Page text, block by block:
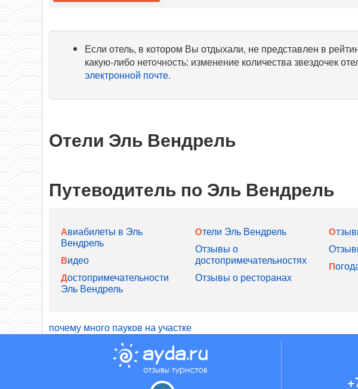
Если отель, в котором Вы отдыхали, не представлен в
какую-либо неточность: изменение количества звездочек
электронной почте.
Отели Эль Вендрель
Путеводитель по Эль Вендрель
Авиабилеты в Эль
Вендрель
Видео
Достопримечательности
Эль Вендрель
Отели Эль Вендрель
Отзывы о
достопримечательностях
Отзывы о ресторанах
почему много пауков на участке